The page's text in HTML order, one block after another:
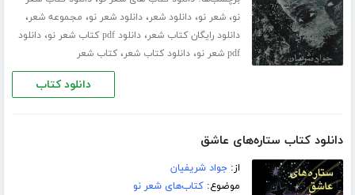
نو،شعر نو،دانلود شعر،دانلود شعر نو، مجموعه شعر،
دانلود رایگان کتاب شعر،دانلود pdf کتاب شعر نو ،دانلود
pdf شعر نو
،دانلود کتاب شعر،کتاب شعر
دانلود کتاب
دانلود کتاب ستاره‌های عاشق
از:جواد شریفیان
موضوع:کتاب‌های شعر نو